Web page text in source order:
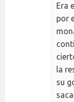
Era
por
la
su